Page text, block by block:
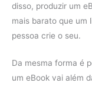
disso, produzir um
mais barato que um
pessoa crie o seu.
Da mesma forma é
um eBook vai além